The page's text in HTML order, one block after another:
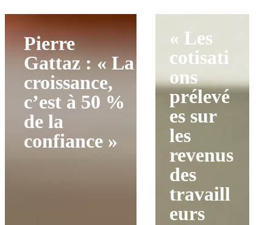
Pierre
Gattaz : « La
croissance,
c’est à 50 %
de la
confiance »
« Les
cotisati
ons
prélevé
es sur
les
revenus
des
travaill
eurs